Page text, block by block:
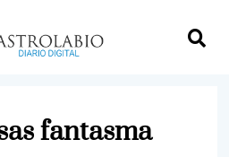
fantasma